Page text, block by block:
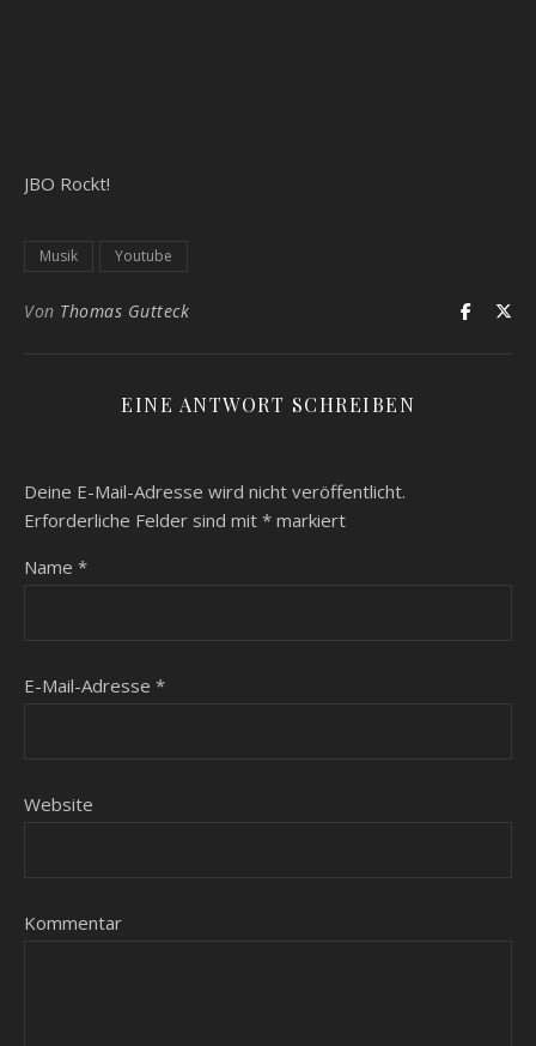
JBO Rockt!
Musik Youtube
Von Thomas Gutteck
EINE ANTWORT SCHREIBEN
Deine E-Mail-Adresse wird nicht veröffentlicht.
Erforderliche Felder sind mit * markiert
Name *
E-Mail-Adresse *
Website
Kommentar